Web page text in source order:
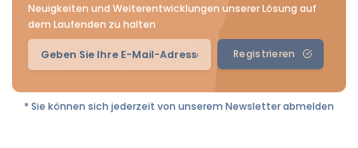
Neuigkeiten und Weiterentwicklungen unserer Lösung auf
dem Laufenden zu halten
Registrieren
* Sie können sich jederzeit von unserem Newsletter abmelden